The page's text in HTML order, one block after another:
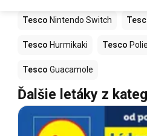
Tesco Nintendo Switch
Tesco Hurmikaki Tesco
Tesco Guacamole
Ďalšie letáky z